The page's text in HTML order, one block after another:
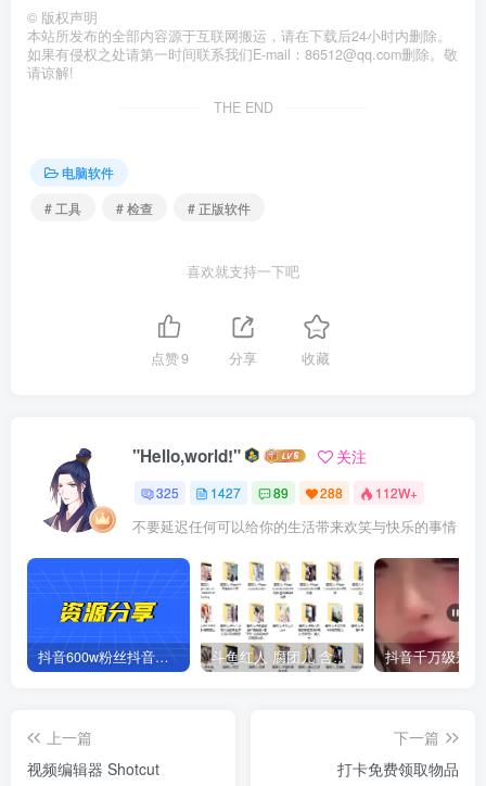
© 版权声明
本站所发布的全部内容源于互联网搬运，请在下载后24小时内删除。
如果有侵权之处请第一时间联系我们E-mail：86512@qq.com删除。敬
请谅解!
THE END
电脑软件
# 工具
# 检查 # 正版软件
喜欢就支持一下吧
点赞9 分享 收藏
"Hello,world!" 关注
325 1427 89 288 112W+
不要延迟任何可以给你的生活带来欢笑与快乐的事情
抖音600w粉丝抖音网红痞幼一手资料 877P 500M 含私拍 斗鱼红人 腐团儿 含付费 大尺写真 32套
上一篇
视频编辑器 Shotcut
下一篇
打卡免费领取物品